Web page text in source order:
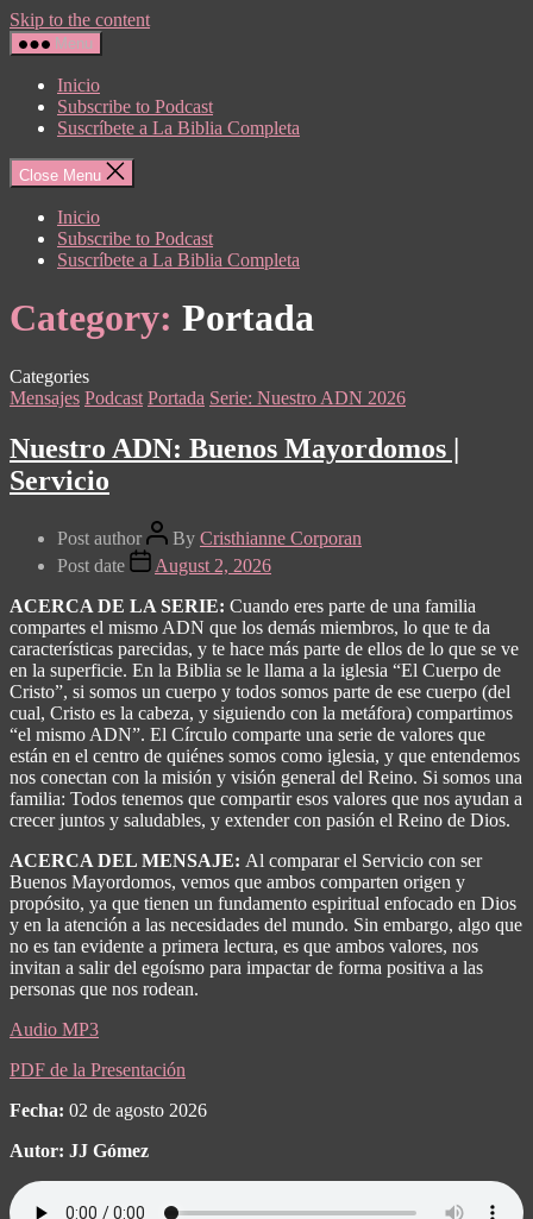
Skip to the content
Menu
Inicio
Subscribe to Podcast
Suscríbete a La Biblia Completa
Close Menu
Inicio
Subscribe to Podcast
Suscríbete a La Biblia Completa
Category: Portada
Categories
Mensajes Podcast Portada Serie: Nuestro ADN 2026
Nuestro ADN: Buenos Mayordomos |
Servicio
Post author By Cristhianne Corporan
Post date
August 2, 2026
ACERCA DE LA SERIE: Cuando eres parte de una familia
compartes el mismo ADN que los demás miembros, lo que te da
características parecidas, y te hace más parte de ellos de lo que se ve
en la superficie. En la Biblia se le llama a la iglesia “El Cuerpo de
Cristo”, si somos un cuerpo y todos somos parte de ese cuerpo (del
cual, Cristo es la cabeza, y siguiendo con la metáfora) compartimos
“el mismo ADN”. El Círculo comparte una serie de valores que
están en el centro de quiénes somos como iglesia, y que entendemos
nos conectan con la misión y visión general del Reino. Si somos una
familia: Todos tenemos que compartir esos valores que nos ayudan a
crecer juntos y saludables, y extender con pasión el Reino de Dios.
ACERCA DEL MENSAJE: Al comparar el Servicio con ser
Buenos Mayordomos, vemos que ambos comparten origen y
propósito, ya que tienen un fundamento espiritual enfocado en Dios
y en la atención a las necesidades del mundo. Sin embargo, algo que
no es tan evidente a primera lectura, es que ambos valores, nos
invitan a salir del egoísmo para impactar de forma positiva a las
personas que nos rodean.
Audio MP3
PDF de la Presentación
Fecha: 02 de agosto 2026
Autor: JJ Gómez